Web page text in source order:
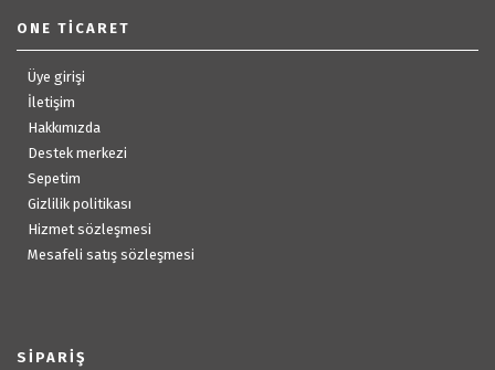
ONE TICARET
Üye girişi
İletişim
Hakkımızda
Destek merkezi
Sepetim
Gizlilik politikası
Hizmet sözleşmesi
Mesafeli satış sözleşmesi
SIPARIŞ